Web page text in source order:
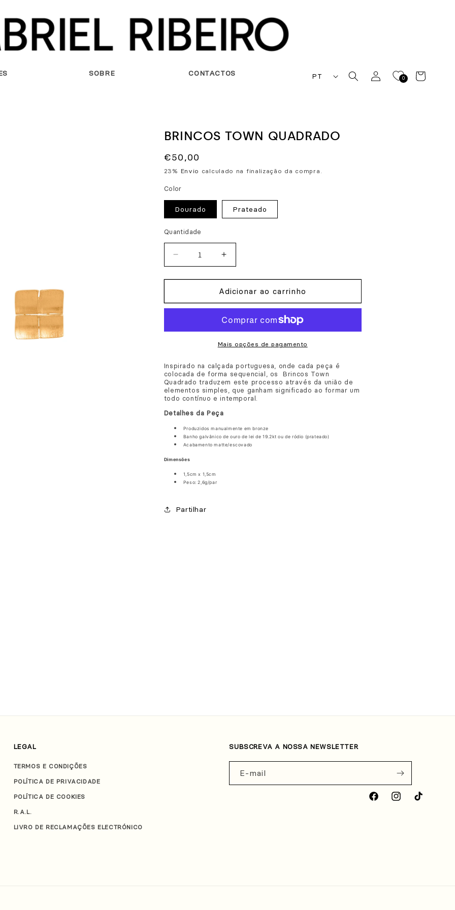
SOBRE CONTACTOS
m
PT
Iniciar
sessão
0Carrinho
BRINCOS TOWN QUADRADO
Preço
normal
€50,00
23% Envio calculado na finalização da compra.
Color
Dourado Prateado
Quantidade
Diminuir
quantidade
Brincos
Quadrado
Aumentar
quantidade
de
Brincos
Town
Quadrado
Adicionar ao carrinho
Mais opções de pagamento
Inspirado na calçada portuguesa, onde cada peça é
colocada de forma sequencial, os
Brincos Town
Quadrado traduzem este processo através da união de
elementos simples, que ganham significado ao formar um
todo contínuo e intemporal.
Detalhes da Peça
Produzidos manualmente em bronze
Banho galvânico de ouro de lei de 19.2kt ou de ródio (prateado)
Acabamentomatte/escovado
Dimensões
1,5cm x 1,5cm
Peso: 2,6g/par
Partilhar
LEGAL
TERMOS E CONDIÇÕES
POLÍTICA DE PRIVACIDADE
POLÍTICA DE COOKIES
R.A.L.
LIVRO DE RECLAMAÇÕES ELECTRÓNICO
SUBSCREVA A NOSSA NEWSLETTER
E-mail
FacebookInstagramTikTok